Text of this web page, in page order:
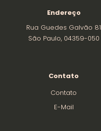
Endereço
Rua Guedes Galvão 81
São Paulo, 04359-050
Contato
Contato
E-Mail